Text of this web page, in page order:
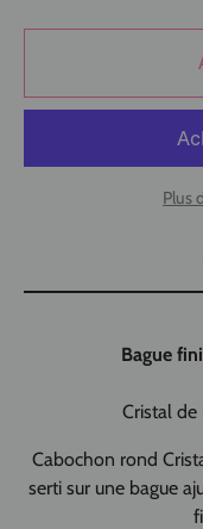
Plus
Bague
Cristal
Cabochon rond
serti sur une bague